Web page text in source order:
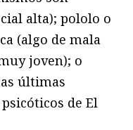
alta); pololo o
(algo de mala
joven); o
últimas
de El